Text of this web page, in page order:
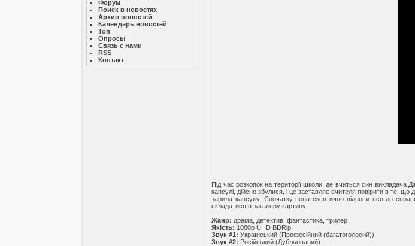
Форум
Поиск в новостях
Архив новостей
Календарь новостей
Топ
Опросы
Связь с нами
RSS
Контакт
Під час розкопок на території школи, де вчиться син
капсулі, дійсно збулися, і це заставляє вчителя повірити в те, що
зарила капсулу. Спочатку вона скептично відноситься до
складатися в загальну картину.
Жанр: драма, детектив, фантастика, трилер
Якість: 1080p UHD BDRip
Звук #1: Український (Професійний (багатоголосий))
Звук #2: Російський (Дубльований)